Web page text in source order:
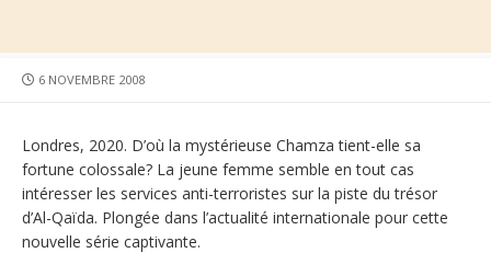
PUBLISHED
6 NOVEMBRE 2008
Londres, 2020. D’où la mystérieuse Chamza tient-elle sa
fortune colossale? La jeune femme semble en tout cas
intéresser les services anti-terroristes sur la piste du trésor
d’Al-Qaïda. Plongée dans l’actualité internationale pour cette
nouvelle série captivante.